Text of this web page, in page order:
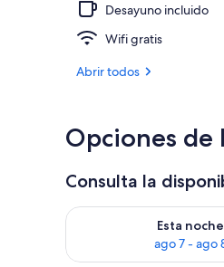
Desayuno incluido
Wifi gratis
Abrir todos
Opciones de
Consulta la
Esta noche
ago 7 - ago
Consulta la